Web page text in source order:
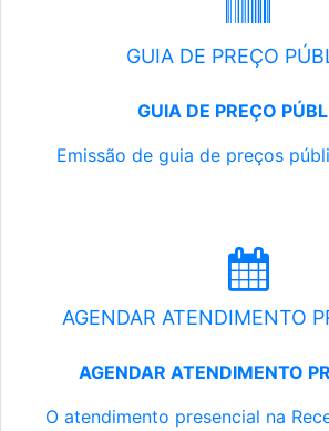
GUIA DE PREÇO
GUIA DE PREÇO
Emissão de guia de preços
AGENDAR ATENDIMENTO
AGENDAR ATENDIMENTO
O atendimento presencial na